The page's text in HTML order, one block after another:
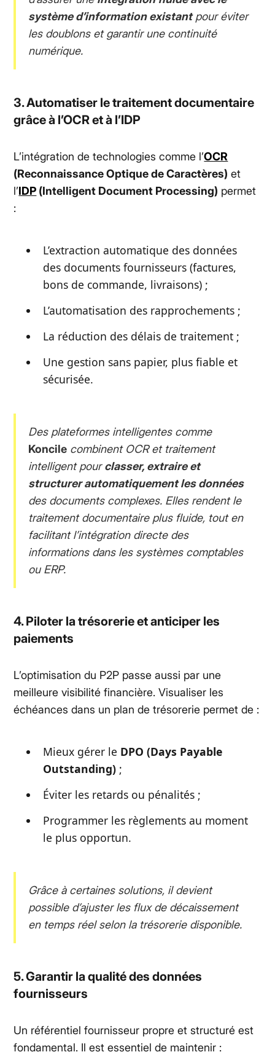
système d’information existantpour éviter
les doublons et garantir une continuité
numérique.
3. Automatiser le traitement documentaire
grâce à l’OCR et à l’IDP
L’intégration de technologies comme l’OCR
(Reconnaissance Optique de Caractères) et
l’IDP (Intelligent Document Processing) permet
:
L’extraction automatique des données
des documents fournisseurs (factures,
bons de commande, livraisons) ;
L’automatisation des rapprochements ;
La réduction des délais de traitement ;
Une gestion sans papier, plus fiable et
sécurisée.
Des plateformes intelligentes comme
Koncile combinent OCR et traitement
intelligent pourclasser, extraire et
structurer automatiquement les données
des documents complexes. Elles rendent le
traitement documentaire plus fluide, tout en
facilitant l’intégration directe des
informations dans les systèmes comptables
ou ERP.
4. Piloter la trésorerie et anticiper les
paiements
L’optimisation du P2P passe aussi par une
meilleure visibilité financière. Visualiser les
échéances dans un plan de trésorerie permet de :
Mieux gérer le DPO (Days Payable
Outstanding) ;
Éviter les retards ou pénalités ;
Programmer les règlements au moment
le plus opportun.
Grâce à certaines solutions, il devient
possible d’ajuster les flux de décaissement
en temps réel selon la trésorerie disponible.
5. Garantir la qualité des données
fournisseurs
Un référentiel fournisseur propre et structuré est
fondamental. Il est essentiel de maintenir :